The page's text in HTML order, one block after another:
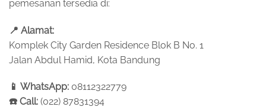
pemesanan tersedia di:
📍 Alamat:
Komplek City Garden Residence Blok B No. 1
Jalan Abdul Hamid, Kota Bandung
📱 WhatsApp: 08112322779
☎️ Call: (022) 87831394